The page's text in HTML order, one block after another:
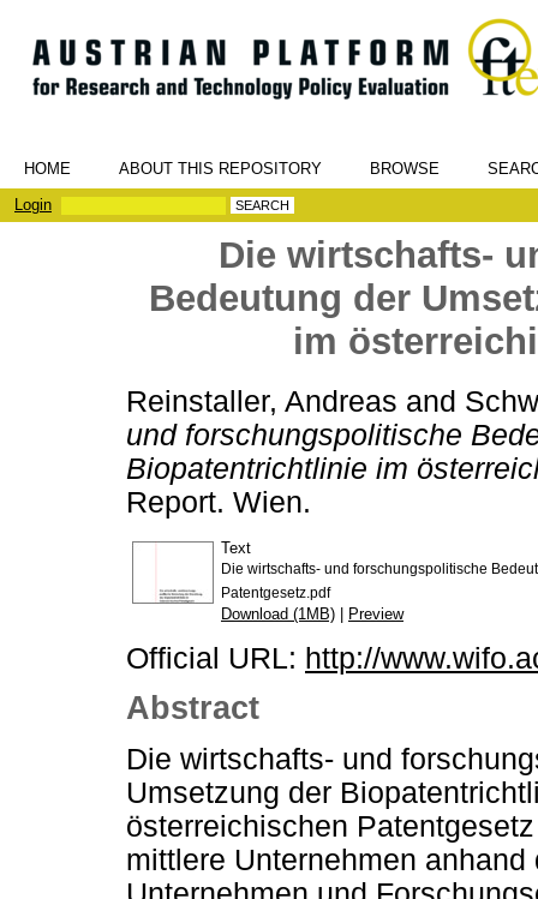
HOME ABOUT THIS REPOSITORY BROWSE
Login
Die wirtschafts-
Bedeutung der
im
Reinstaller, Andreas and
und forschungspolitische
Biopatentrichtlinie im
Report. Wien.
Text
Die wirtschafts- und forschungspolitische
Patentgesetz.pdf
Download (1MB) | Preview
Official URL: http://
Abstract
Die wirtschafts- und
Umsetzung der
österreichischen
mittlere Unternehmen